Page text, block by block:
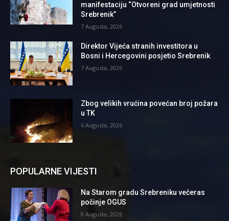
manifestaciju “Otvoreni grad umjetnosti
Srebrenik”
7 Augusta, 2026
Direktor Vijeća stranih investitora u
Bosni i Hercegovini posjetio Srebrenik
7 Augusta, 2026
Zbog velikih vrućina povećan broj požara
u TK
6 Augusta, 2026
POPULARNE VIJESTI
Na Starom gradu Srebreniku večeras
počinje OGUS
8 Augusta, 2026